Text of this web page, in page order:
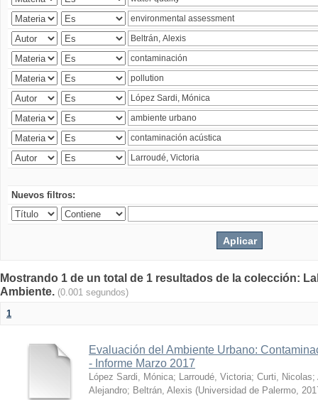
Nuevos filtros:
Mostrando 1 de un total de 1 resultados de la colección:
Ambiente. (0.001 segundos)
1
Evaluación del Ambiente Urbano:
- Informe Marzo 2017
López Sardi, Mónica; Larroudé, Victoria; Curti, Nicolas;
Alejandro; Beltrán, Alexis (Universidad de Palermo,